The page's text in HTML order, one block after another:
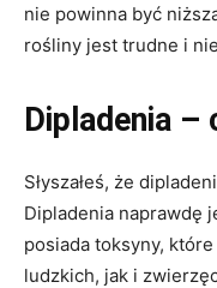
nie powinna być
rośliny jest trudne i
Dipladenia –
Słyszałeś, że
Dipladenia naprawdę
posiada toksyny,
ludzkich, jak i